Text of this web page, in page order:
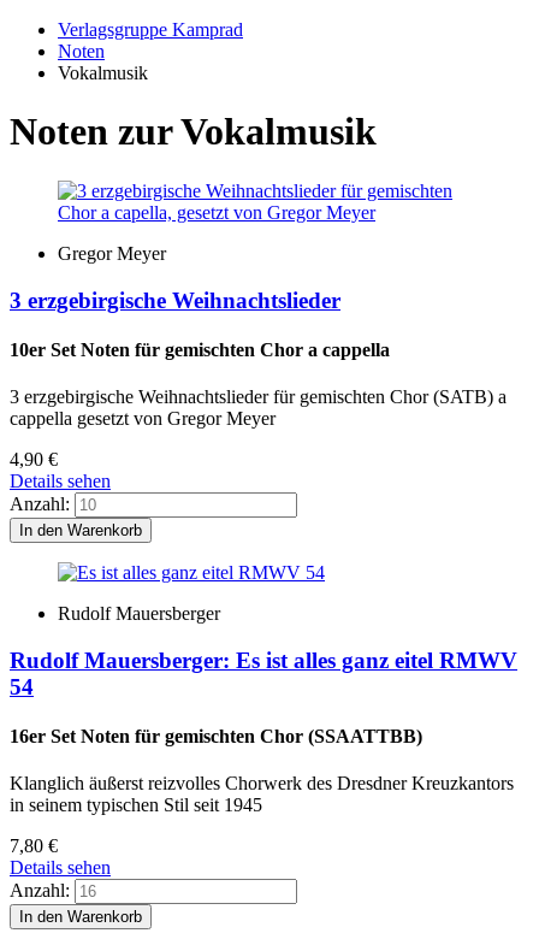
Verlagsgruppe Kamprad
Noten
Vokalmusik
Noten zur Vokalmusik
Gregor Meyer
3 erzgebirgische Weihnachtslieder
10er Set Noten für gemischten Chor a cappella
3 erzgebirgische Weihnachtslieder für gemischten Chor (SATB) a
cappella gesetzt von Gregor Meyer
4,90 €
Details sehen
Anzahl:
Rudolf Mauersberger
Rudolf Mauersberger: Es ist alles ganz eitel RMWV
54
16er Set Noten für gemischten Chor (SSAATTBB)
Klanglich äußerst reizvolles Chorwerk des Dresdner Kreuzkantors
in seinem typischen Stil seit 1945
7,80 €
Details sehen
Anzahl: